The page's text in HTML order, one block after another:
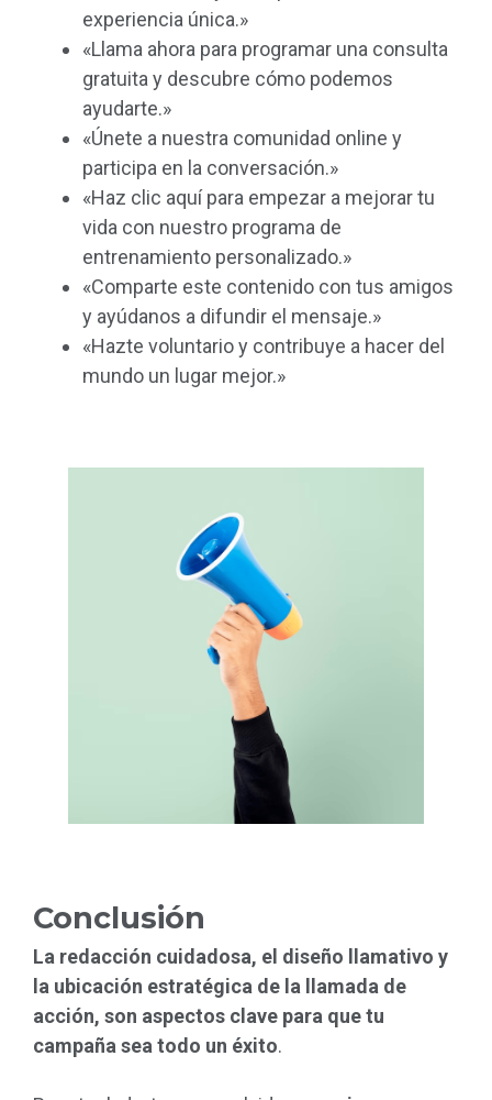
experiencia única.»
«Llama ahora para programar una consulta
gratuita y descubre cómo podemos
ayudarte.»
«Únete a nuestra comunidad online y
participa en la conversación.»
«Haz clic aquí para empezar a mejorar tu
vida con nuestro programa de
entrenamiento personalizado.»
«Comparte este contenido con tus amigos
y ayúdanos a difundir el mensaje.»
«Hazte voluntario y contribuye a hacer del
mundo un lugar mejor.»
Conclusión
La redacción cuidadosa, el diseño llamativo y
la ubicación estratégica de la llamada de
acción, son aspectos clave para que tu
campaña sea todo un éxito.